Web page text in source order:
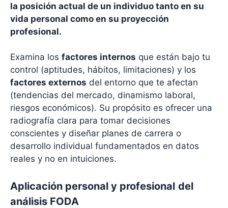
la posición actual de un individuo tanto en su
vida personal como en su proyección
profesional.
Examina los factores internos que están bajo tu
control (aptitudes, hábitos, limitaciones) y los
factores externos del entorno que te afectan
(tendencias del mercado, dinamismo laboral,
riesgos económicos). Su propósito es ofrecer una
radiografía clara para tomar decisiones
conscientes y diseñar planes de carrera o
desarrollo individual fundamentados en datos
reales y no en intuiciones.
Aplicación personal y profesional del
análisis FODA